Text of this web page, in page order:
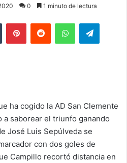
0 1 minuto de lectura
ha cogido la AD San Clemente
a saborear el triunfo ganando
José Luis Sepúlveda se
con dos goles de
Campillo recortó distancia en